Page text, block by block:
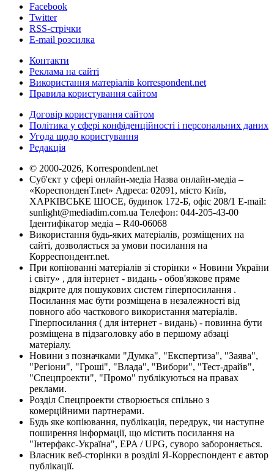
Facebook
Twitter
RSS-стрічки
E-mail розсилка
Контакти
Реклама на сайті
Використання матеріалів korrespondent.net
Правила користування сайтом
Договір користування сайтом
Політика у сфері конфіденційності і персональних даних
Угода щодо користування
Редакція
© 2000-2026, Korrespondent.net
Суб'єкт у сфері онлайн-медіа Назва онлайн-медіа –
«КореспонденТ.net» Адреса: 02091, місто Київ,
ХАРКІВСЬКЕ ШОСЕ, будинок 172-Б, офіс 208/1 E-mail:
sunlight@mediadim.com.ua Телефон: 044-205-43-00
Ідентифікатор медіа – R40-06068
Використання будь-яких матеріалів, розміщених на
сайті, дозволяється за умови посилання на
Корреспондент.net.
При копіюванні матеріалів зі сторінки « Новини України
і світу» , для інтернет - видань - обов'язкове пряме
відкрите для пошукових систем гіперпосилання .
Посилання має бути розміщена в незалежності від
повного або часткового використання матеріалів.
Гіперпосилання ( для інтернет - видань) - повинна бути
розміщена в підзаголовку або в першому абзаці
матеріалу.
Новини з позначками "Думка", "Експертиза", "Заява",
"Регіони", "Гроші", "Влада", "Вибори", "Тест-драйв",
"Спецпроекти", "Промо" публікуються на правах
реклами.
Розділ Спецпроекти створюється спільно з
комерційними партнерами.
Будь яке копіювання, публікація, передрук, чи наступне
поширення інформації, що містить посилання на
"Інтерфакс-Україна", EPA / UPG, суворо забороняється.
Власник веб-сторінки в розділі Я-Корреспондент є автор
публікації.